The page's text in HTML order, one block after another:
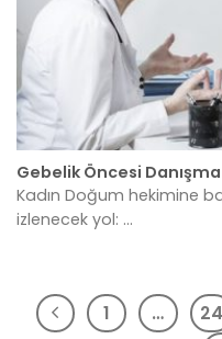
Gebelik Öncesi Danışma
Kadın Doğum hekimine
izlenecek yol: ...
1 … 24